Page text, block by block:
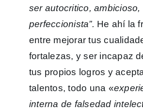
ser autocritico, ambicioso,
perfeccionista”. He ahí la
entre mejorar tus
fortalezas, y ser incapaz
tus propios logros y
talentos, todo una «
interna de falsedad